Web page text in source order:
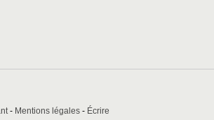
- Mentions légales - Écrire